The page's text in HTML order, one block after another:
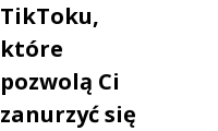
TikToku,
które
pozwolą Ci
zanurzyć się